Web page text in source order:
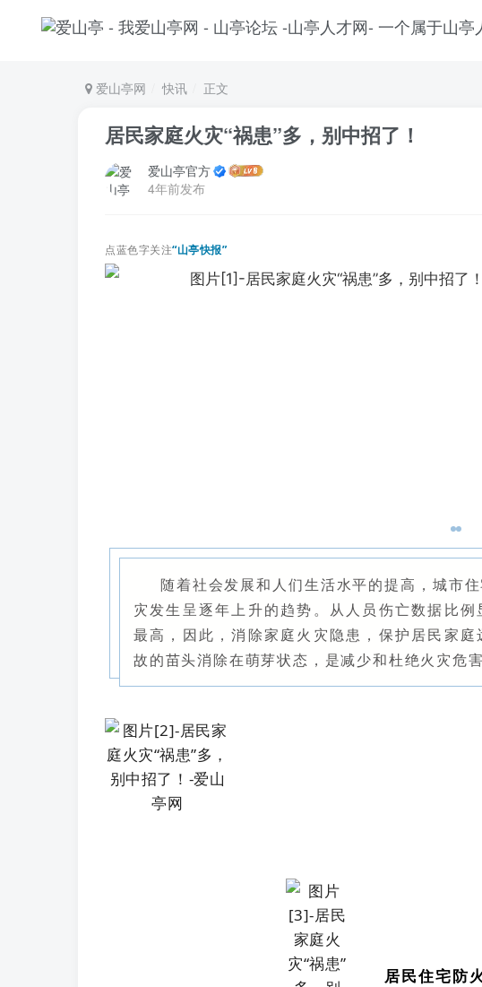
爱山亭网 快讯 正文
居民家庭火灾“祸患”多，别中招了！
爱山亭官方
4年前发布
点蓝色字关注“山亭快报”
随着社会发展和人们生活水平的提高，城市
灾发生呈逐年上升的趋势。从人员伤亡数据比
最高，因此，消除家庭火灾隐患，保护居民家
故的苗头消除在萌芽状态，是减少和杜绝火灾危害
居民住宅防